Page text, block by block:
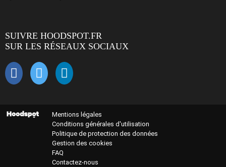
SUIVRE HOODSPOT.FR
SUR LES RÉSEAUX SOCIAUX
Mentions légales
Conditions générales d'utilisation
Politique de protection des données
Gestion des cookies
FAQ
Contactez-nous